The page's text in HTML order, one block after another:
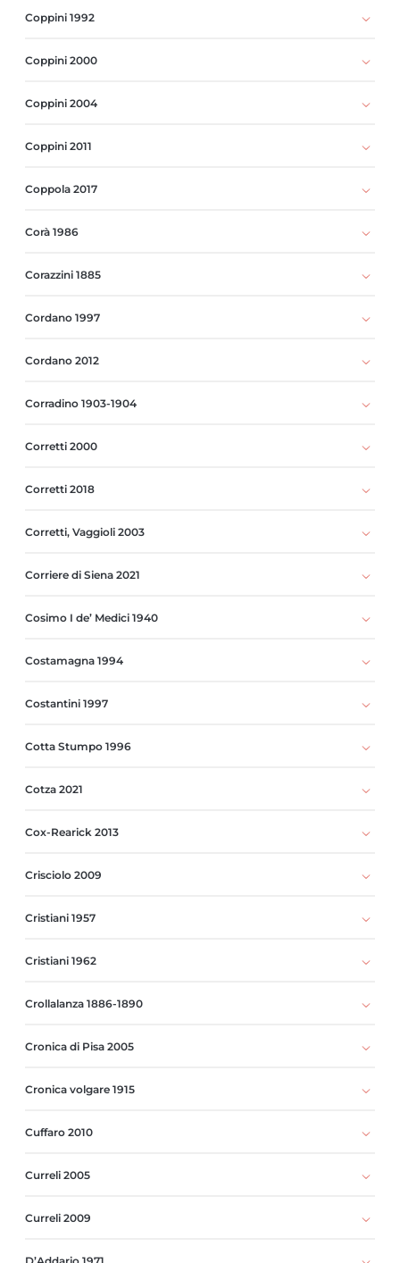
Coppini 1992
Coppini 2000
Coppini 2004
Coppini 2011
Coppola 2017
Corà 1986
Corazzini 1885
Cordano 1997
Cordano 2012
Corradino 1903-1904
Corretti 2000
Corretti 2018
Corretti, Vaggioli 2003
Corriere di Siena 2021
Cosimo I de’ Medici 1940
Costamagna 1994
Costantini 1997
Cotta Stumpo 1996
Cotza 2021
Cox-Rearick 2013
Crisciolo 2009
Cristiani 1957
Cristiani 1962
Crollalanza 1886-1890
Cronica di Pisa 2005
Cronica volgare 1915
Cuffaro 2010
Curreli 2005
Curreli 2009